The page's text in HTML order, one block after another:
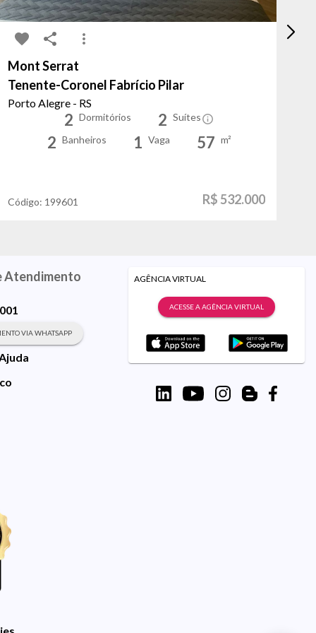
Mont Serrat
Tenente-Coronel Fabrício Pilar
Porto Alegre - RS
2 Dormitórios 2 Suítes
2 Banheiros 1 Vaga 57 m²
Código: 199601 R$ 532.000
Atendimento
VIA WHATSAPP
AGÊNCIA VIRTUAL
ACESSE A AGÊNCIA VIRTUAL